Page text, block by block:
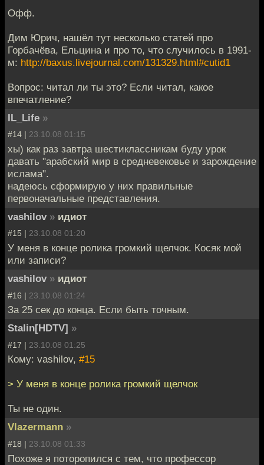
Офф.
Дим Юрич, нашёл тут несколько статей про
Горбачёва, Ельцина и про то, что случилось в 1991-
м: http://baxus.livejournal.com/131329.html#cutid1
Вопрос: читал ли ты это? Если читал, какое
впечатление?
IL_Life »
#14 | 23.10.08 01:15
хы) как раз завтра шестиклассникам буду урок
давать "арабский мир в средневековье и зарождение
ислама".
надеюсь сформирую у них правильные
первоначальные представления.
vashilov » идиот
#15 | 23.10.08 01:20
У меня в конце ролика громкий щелчок. Косяк мой
или записи?
vashilov » идиот
#16 | 23.10.08 01:24
За 25 сек до конца. Если быть точным.
Stalin[HDTV] »
#17 | 23.10.08 01:25
Кому: vashilov, #15
> У меня в конце ролика громкий щелчок
Ты не один.
Vlazermann »
#18 | 23.10.08 01:33
Похоже я поторопился с тем, что профессор